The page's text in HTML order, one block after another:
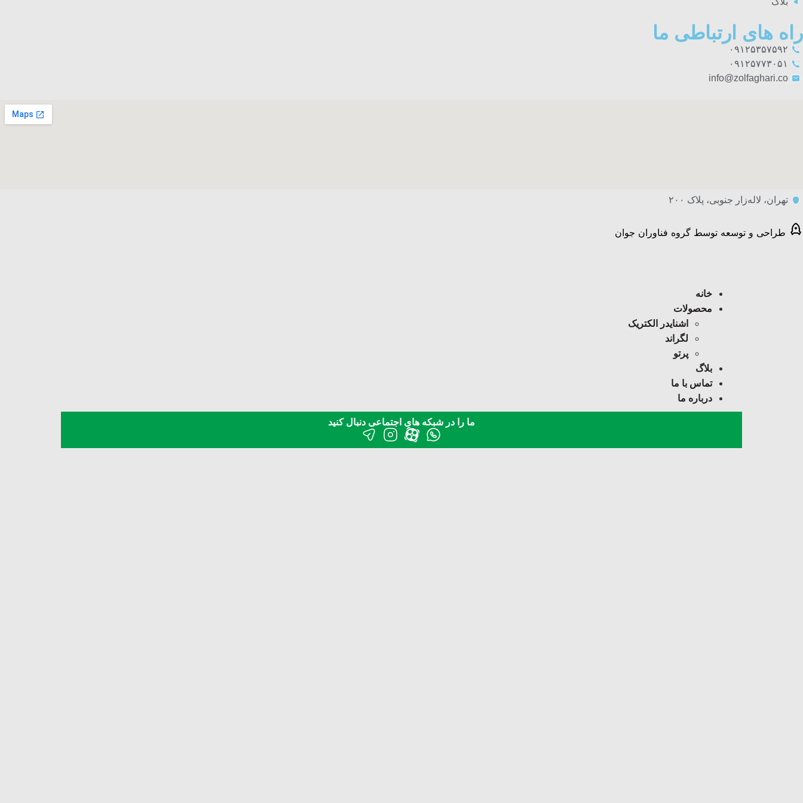
راه های ارتباطی ما
۰۹۱۲۵۳۵۷۵۹۲
۰۹۱۲۵۷۷۳۰۵۱
info@zolfaghari.co
تهران، لاله‌زار جنوبی، پلاک ۲۰۰
طراحی و توسعه توسط گروه فناوران جوان
خانه
محصولات
اشنایدر الکتریک
لگراند
پرتو
بلاگ
تماس با ما
درباره ما
ما را در شبکه های اجتماعی دنبال کنید